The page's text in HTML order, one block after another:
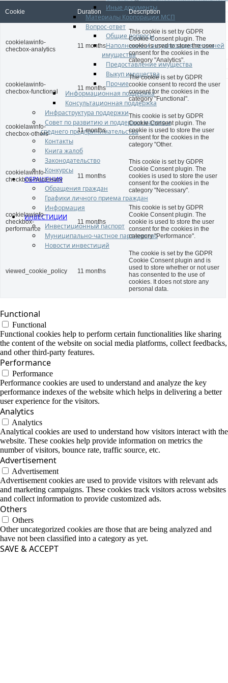
Иные документы
Материалы Корпорации МСП
Вопрос-ответ
Общие вопросы
Наполнение и актуализация перечней
имущества
Предоставление имущества
Выкуп имущества
Прочие
Информационная поддержка
Консультационная поддержка
Инфраструктура поддержки
Совет по развитию и поддержке малого и
среднего предпринимательства
Контакты
Книга жалоб
Законодательство
Конкурсы
ОБРАЩЕНИЯ
Обращения граждан
Графики личного приема граждан
Информация
ИНВЕСТИЦИИ
Инвестиционный паспорт
Муниципально-частное партнерство
Новости инвестиций
Cookie Duration Description
cookielawinfo-
checbox-analytics
11 months
This cookie is set by GDPR
Cookie Consent plugin. The
cookie is used to store the user
consent for the cookies in the
category "Analytics".
cookielawinfo-
checbox-functional
11 months
The cookie is set by GDPR
cookie consent to record the user
consent for the cookies in the
category "Functional".
cookielawinfo-
checbox-others
11 months
This cookie is set by GDPR
Cookie Consent plugin. The
cookie is used to store the user
consent for the cookies in the
category "Other.
cookielawinfo-
checkbox-necessary
11 months
This cookie is set by GDPR
Cookie Consent plugin. The
cookies is used to store the user
consent for the cookies in the
category "Necessary".
cookielawinfo-
checkbox-
performance
11 months
This cookie is set by GDPR
Cookie Consent plugin. The
cookie is used to store the user
consent for the cookies in the
category "Performance".
viewed_cookie_policy 11 months
The cookie is set by the GDPR
Cookie Consent plugin and is
used to store whether or not user
has consented to the use of
cookies. It does not store any
personal data.
Functional
Functional
Functional cookies help to perform certain functionalities like sharing
the content of the website on social media platforms, collect feedbacks,
and other third-party features.
Performance
Performance
Performance cookies are used to understand and analyze the key
performance indexes of the website which helps in delivering a better
user experience for the visitors.
Analytics
Analytics
Analytical cookies are used to understand how visitors interact with the
website. These cookies help provide information on metrics the
number of visitors, bounce rate, traffic source, etc.
Advertisement
Advertisement
Advertisement cookies are used to provide visitors with relevant ads
and marketing campaigns. These cookies track visitors across websites
and collect information to provide customized ads.
Others
Others
Other uncategorized cookies are those that are being analyzed and
have not been classified into a category as yet.
SAVE & ACCEPT